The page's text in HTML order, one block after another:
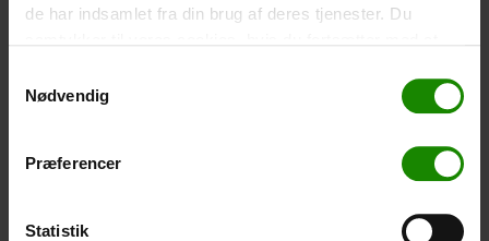
de har indsamlet fra din brug af deres tjenester. Du
Nødvendig
Præferencer
Statistik
Teleskopstange 52-129cm. Ø30cm – Kann nicht in
einer bestimmten Farbe gebucht werden.
+
Wasserdicht, leichtes Material, Einheitsgröße – Kann
nicht in einer bestimmten Farbe gebucht werden.
+